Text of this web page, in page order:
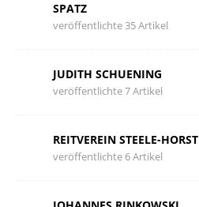
SPATZ
veröffentlichte 35 Artikel
JUDITH SCHUENING
veröffentlichte 7 Artikel
REITVEREIN STEELE-HORST
veröffentlichte 6 Artikel